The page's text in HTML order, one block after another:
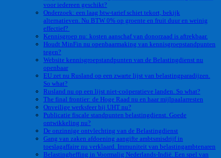
voor iedereen geschikt?
Onderzoek: een laag btw-tarief schiet tekort, bekijk
alternatieven. Nu BTW 0% op groente en fruit duur en weinig
effectief?
Kennisgroep nu: kosten aanschaf van donorzaad is aftrekbaar.
Houdt MinFin nu openbaarmaking van kennisgroepstandpunten
tegen?
Website kennisgroepstandpunten van de Belastingdienst nu
openbaar
EU zet nu Rusland op een zwarte lijst van belastingparadijzen.
So what?
Rusland nu op een lijst niet-coöperatieve landen. So what?
The final frontier: de Hoge Raad nu en haar mijlpaalarresten
Onveilige werksfeer bij UHT nu?
Publicatie fiscale standpunten belastingdienst. Goede
ontwikkeling nu?
De onzinnige ontvlechting van de Belastingdienst
Gang van zaken afdoening aangifte ambtsmisdrijf in
toeslagaffaire nu verklaard. Immuniteit van belastingambtenaren
Belastingheffing in Voormalig Nederlands-Indië. Een spel van